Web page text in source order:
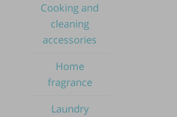
Cooking and
cleaning
accessories
Home
fragrance
Laundry